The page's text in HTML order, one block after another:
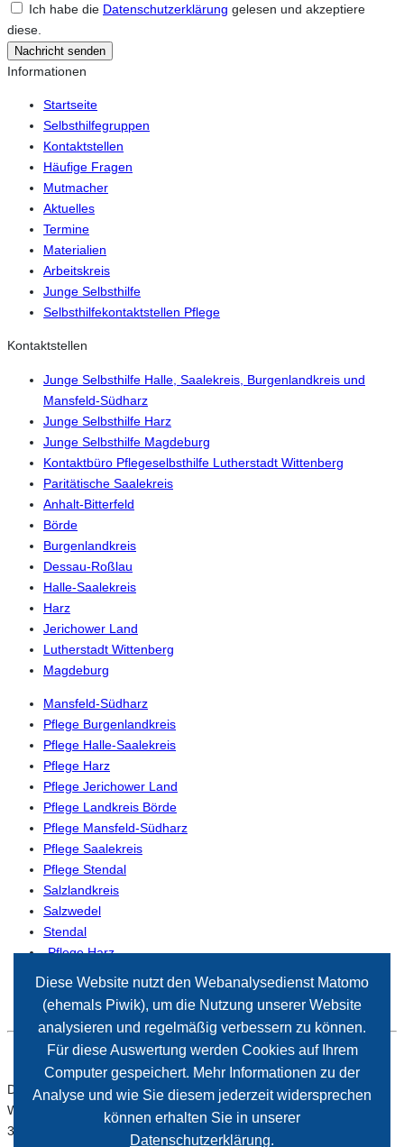
Ich habe die Datenschutzerklärung gelesen und akzeptiere
diese.
Nachricht senden
Informationen
Startseite
Selbsthilfegruppen
Kontaktstellen
Häufige Fragen
Mutmacher
Aktuelles
Termine
Materialien
Arbeitskreis
Junge Selbsthilfe
Selbsthilfekontaktstellen Pflege
Kontaktstellen
Junge Selbsthilfe Halle, Saalekreis, Burgenlandkreis und
Mansfeld-Südharz
Junge Selbsthilfe Harz
Junge Selbsthilfe Magdeburg
Kontaktbüro Pflegeselbsthilfe Lutherstadt Wittenberg
Paritätische Saalekreis
Anhalt-Bitterfeld
Börde
Burgenlandkreis
Dessau-Roßlau
Halle-Saalekreis
Harz
Jerichower Land
Lutherstadt Wittenberg
Magdeburg
Mansfeld-Südharz
Pflege Burgenlandkreis
Pflege Halle-Saalekreis
Pflege Harz
Pflege Jerichower Land
Pflege Landkreis Börde
Pflege Mansfeld-Südharz
Pflege Saalekreis
Pflege Stendal
Salzlandkreis
Salzwedel
Stendal
-Pflege Harz
Der Paritätische Sachsen-Anhalt
Wiener Straße 2
39112 Magdeburg
Diese Website nutzt den Webanalysedienst Matomo
(ehemals Piwik), um die Nutzung unserer Website
analysieren und regelmäßig verbessern zu können.
Für diese Auswertung werden Cookies auf Ihrem
Computer gespeichert. Mehr Informationen zu der
Analyse und wie Sie diesem jederzeit widersprechen
können erhalten Sie in unserer
Datenschutzerklärung.